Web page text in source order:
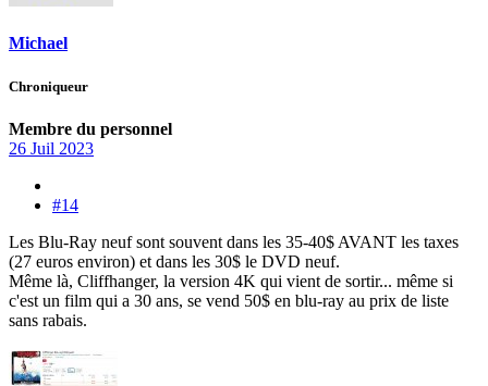
Michael
Chroniqueur
Membre du personnel
26 Juil 2023
#14
Les Blu-Ray neuf sont souvent dans les 35-40$ AVANT les taxes
(27 euros environ) et dans les 30$ le DVD neuf.
Même là, Cliffhanger, la version 4K qui vient de sortir... même si
c'est un film qui a 30 ans, se vend 50$ en blu-ray au prix de liste
sans rabais.